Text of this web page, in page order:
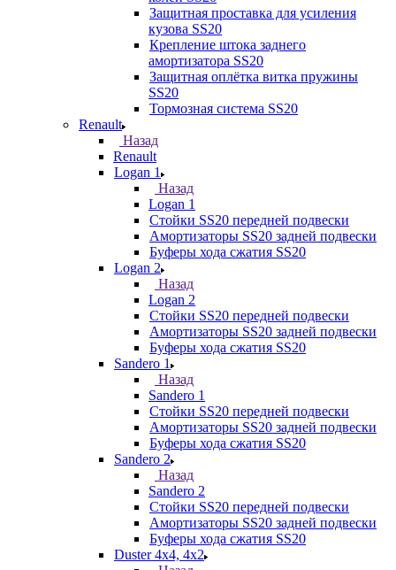
Защитная проставка для усиления
кузова SS20
Крепление штока заднего
амортизатора SS20
Защитная оплётка витка пружины
SS20
Тормозная система SS20
Renault
Назад
Renault
Logan 1
Назад
Logan 1
Стойки SS20 передней подвески
Амортизаторы SS20 задней подвески
Буферы хода сжатия SS20
Logan 2
Назад
Logan 2
Стойки SS20 передней подвески
Амортизаторы SS20 задней подвески
Буферы хода сжатия SS20
Sandero 1
Назад
Sandero 1
Стойки SS20 передней подвески
Амортизаторы SS20 задней подвески
Буферы хода сжатия SS20
Sandero 2
Назад
Sandero 2
Стойки SS20 передней подвески
Амортизаторы SS20 задней подвески
Буферы хода сжатия SS20
Duster 4х4, 4x2